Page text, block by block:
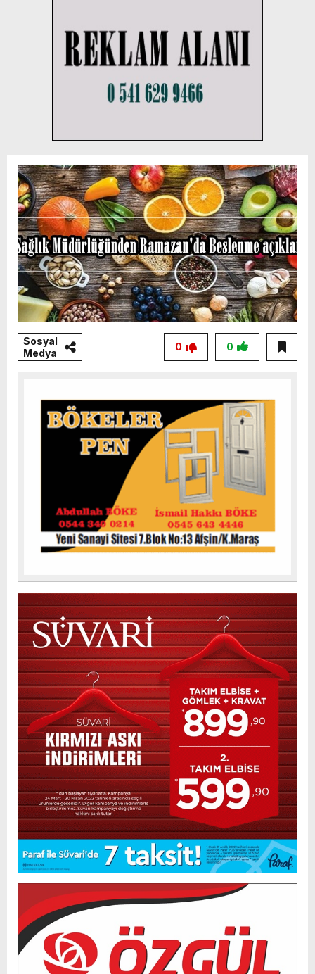
Sosyal
Medya
0
0